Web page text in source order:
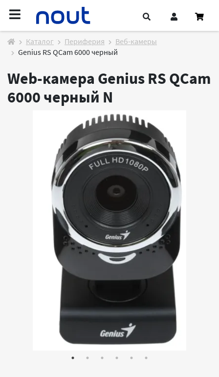
Каталог Периферия
Веб-камеры
Genius RS QCam 6000 черный
Web-камера Genius RS QCam
6000 черный N